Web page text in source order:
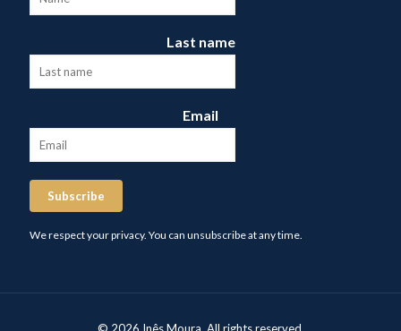
Last name
Email
Subscribe
We respect your privacy. You can unsubscribe at any time.